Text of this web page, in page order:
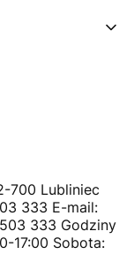
700 Lubliniec
333 E-mail:
333 Godziny
17:00 Sobota: